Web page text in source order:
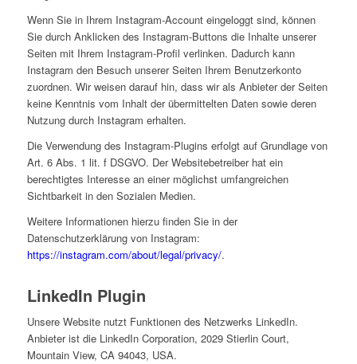
Wenn Sie in Ihrem Instagram-Account eingeloggt sind, können
Sie durch Anklicken des Instagram-Buttons die Inhalte unserer
Seiten mit Ihrem Instagram-Profil verlinken. Dadurch kann
Instagram den Besuch unserer Seiten Ihrem Benutzerkonto
zuordnen. Wir weisen darauf hin, dass wir als Anbieter der Seiten
keine Kenntnis vom Inhalt der übermittelten Daten sowie deren
Nutzung durch Instagram erhalten.
Die Verwendung des Instagram-Plugins erfolgt auf Grundlage von
Art. 6 Abs. 1 lit. f DSGVO. Der Websitebetreiber hat ein
berechtigtes Interesse an einer möglichst umfangreichen
Sichtbarkeit in den Sozialen Medien.
Weitere Informationen hierzu finden Sie in der
Datenschutzerklärung von Instagram:
https://instagram.com/about/legal/privacy/.
LinkedIn Plugin
Unsere Website nutzt Funktionen des Netzwerks LinkedIn.
Anbieter ist die LinkedIn Corporation, 2029 Stierlin Court,
Mountain View, CA 94043, USA.